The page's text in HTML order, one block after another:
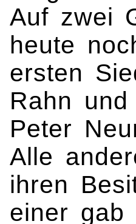
Auf zwei
heute
ersten
Rahn
Peter
Alle
ihren
einer gab